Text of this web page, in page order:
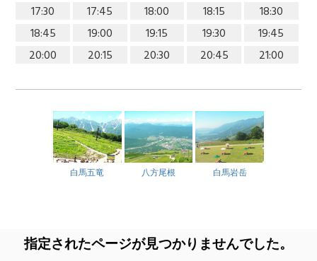
17:30
17:45 18:00 18:15
18:30
18:45
19:00 19:15 19:30
19:45
20:00
20:15 20:30 20:45 21:00
白馬五竜 八方尾根 白馬岩岳